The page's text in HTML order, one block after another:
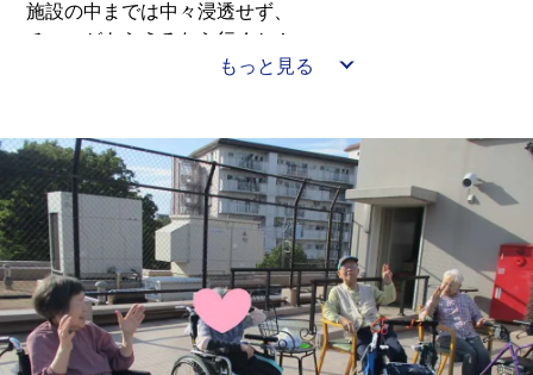
施設の中までは中々浸透せず、
チョコがもらえるなら行くか！
と来てくださる方もいました🍫
もっと見る